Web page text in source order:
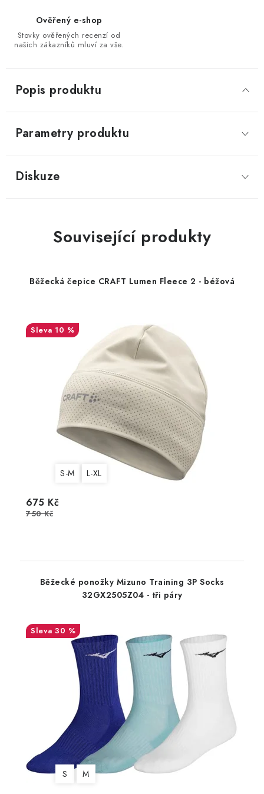
Ověřený e-shop
Stovky ověřených recenzí od
našich zákazníků mluví za vše.
Popis produktu
Parametry produktu
Diskuze
Související produkty
Běžecká čepice CRAFT Lumen Fleece 2 - béžová
10 %
S-M L-XL
675 Kč
750 Kč
Běžecké ponožky Mizuno Training 3P Socks
32GX2505Z04 - tři páry
30 %
S M